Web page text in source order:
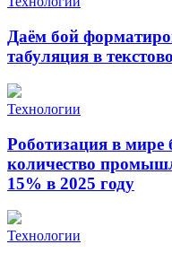
Даём бой
табуляция в
Технологии
Роботизация в мире
количество
15% в 2025 году
Технологии